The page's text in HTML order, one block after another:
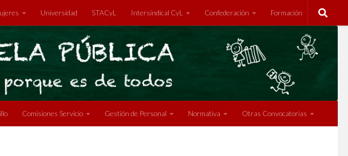
Universidad STACyL Intersindical CyL Confederación Formación
Comisiones Servicio Gestión de Personal Normativa Otras Convocatorias